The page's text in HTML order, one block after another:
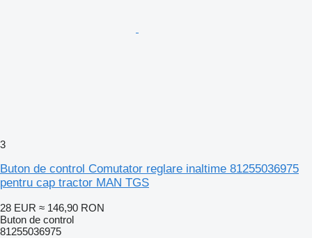
3
Buton de control Comutator reglare inaltime 81255036975
pentru cap tractor MAN TGS
28 EUR ≈ 146,90 RON
Buton de control
81255036975